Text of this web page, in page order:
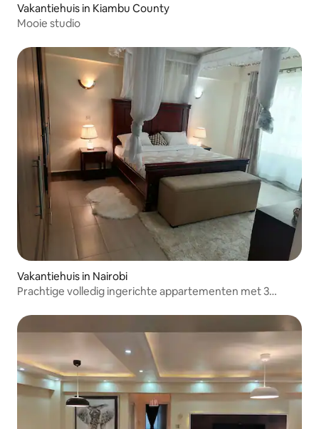
Vakantiehuis in Kiambu County
Mooie studio
Vakantiehuis in Nairobi
Prachtige volledig ingerichte appartementen met 3